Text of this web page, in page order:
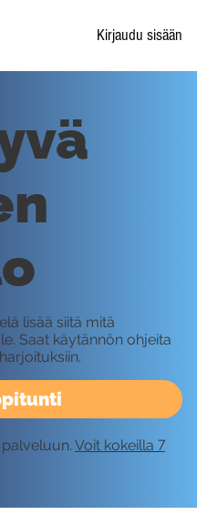
Kirjaudu sisään
lisää siitä mitä
Saat käytännön ohjeita
Voit kokeilla 7